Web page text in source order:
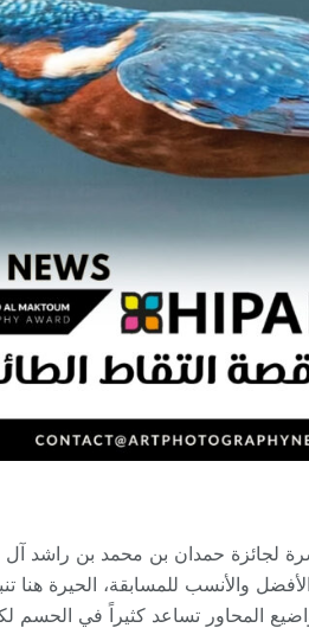
لجائزة حمدان بن محمد بن راشد آل
والأنسب للمسابقة، الحيرة هنا
المحاور تساعد كثيراً في الحسم